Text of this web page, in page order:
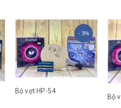
- 3%
Bộ vợt HP-54
Bộ